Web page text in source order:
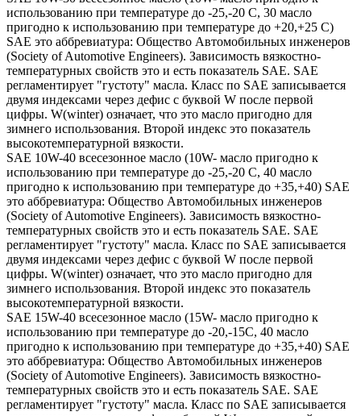
использованию при температуре до -25,-20 С, 30 масло
пригодно к использованию при температуре до +20,+25 С)
SAE это аббревиатура: Общество Автомобильных инженеров
(Society of Automotive Engineers). Зависимость вязкостно-
температурных свойств это и есть показатель SAE. SAE
регламентирует "густоту" масла. Класс по SAE записывается
двумя индексами через дефис с буквой W после первой
цифры. W(winter) означает, что это масло пригодно для
зимнего использования. Второй индекс это показатель
высокотемпературной вязкости.
SAE 10W-40 всесезонное масло (10W- масло пригодно к
использованию при температуре до -25,-20 С, 40 масло
пригодно к использованию при температуре до +35,+40) SAE
это аббревиатура: Общество Автомобильных инженеров
(Society of Automotive Engineers). Зависимость вязкостно-
температурных свойств это и есть показатель SAE. SAE
регламентирует "густоту" масла. Класс по SAE записывается
двумя индексами через дефис с буквой W после первой
цифры. W(winter) означает, что это масло пригодно для
зимнего использования. Второй индекс это показатель
высокотемпературной вязкости.
SAE 15W-40 всесезонное масло (15W- масло пригодно к
использованию при температуре до -20,-15С, 40 масло
пригодно к использованию при температуре до +35,+40) SAE
это аббревиатура: Общество Автомобильных инженеров
(Society of Automotive Engineers). Зависимость вязкостно-
температурных свойств это и есть показатель SAE. SAE
регламентирует "густоту" масла. Класс по SAE записывается